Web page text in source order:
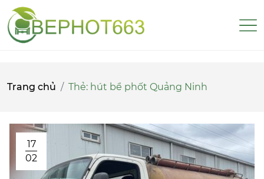
Trang chủ Thẻ: hút bể phốt Quảng Ninh
17
02